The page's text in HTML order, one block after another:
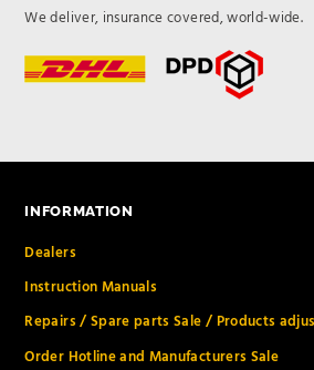
We deliver, insurance covered, world-wide.
INFORMATION
Dealers
Instruction Manuals
Repairs / Spare parts Sale / Products
Order Hotline and Manufacturers Sale